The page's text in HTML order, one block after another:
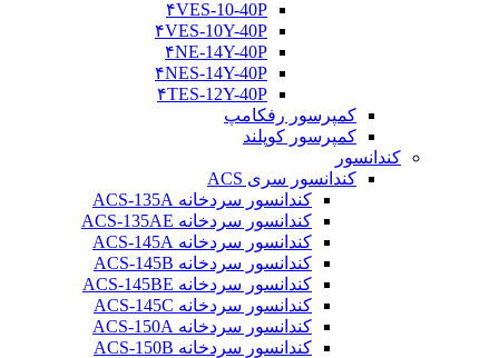
۴VES-10-40P
۴VES-10Y-40P
۴NE-14Y-40P
۴NES-14Y-40P
۴TES-12Y-40P
کمپرسور رفکامپ
کمپرسور کوپلند
کندانسور
کندانسور سری ACS
کندانسور سردخانه ACS-135A
کندانسور سردخانه ACS-135AE
کندانسور سردخانه ACS-145A
کندانسور سردخانه ACS-145B
کندانسور سردخانه ACS-145BE
کندانسور سردخانه ACS-145C
کندانسور سردخانه ACS-150A
کندانسور سردخانه ACS-150B